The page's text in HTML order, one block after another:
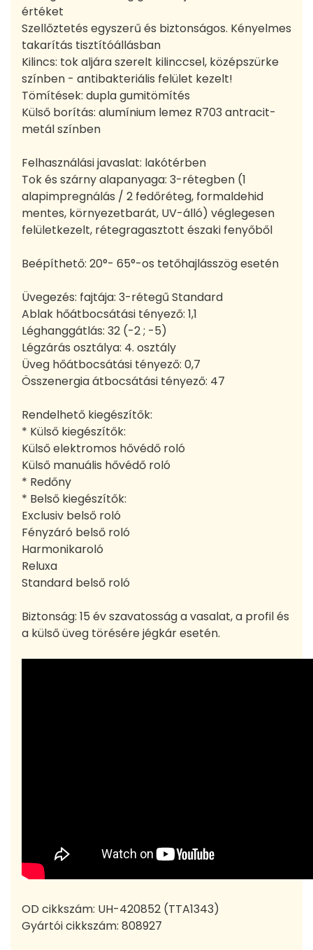
értéket
Szellőztetés egyszerű és biztonságos. Kényelmes
takarítás tisztítóállásban
Kilincs: tok aljára szerelt kilinccsel, középszürke
színben - antibakteriális felület kezelt!
Tömítések: dupla gumitömítés
Külső borítás: alumínium lemez R703 antracit-
metál színben
Felhasználási javaslat: lakótérben
Tok és szárny alapanyaga: 3-rétegben (1
alapimpregnálás / 2 fedőréteg, formaldehid
mentes, környezetbarát, UV-álló) véglegesen
felületkezelt, rétegragasztott északi fenyőből
Beépíthető: 20°- 65°-os tetőhajlásszög esetén
Üvegezés: fajtája: 3-rétegű Standard
Ablak hőátbocsátási tényező: 1,1
Léghanggátlás: 32 (-2 ; -5)
Légzárás osztálya: 4. osztály
Üveg hőátbocsátási tényező: 0,7
Összenergia átbocsátási tényező: 47
Rendelhető kiegészítők:
* Külső kiegészítők:
Külső elektromos hővédő roló
Külső manuális hővédő roló
* Redőny
* Belső kiegészítők:
Exclusiv belső roló
Fényzáró belső roló
Harmonikaroló
Reluxa
Standard belső roló
Biztonság: 15 év szavatosság a vasalat, a profil és
a külső üveg törésére jégkár esetén.
OD cikkszám: UH-420852 (TTA1343)
Gyártói cikkszám: 808927